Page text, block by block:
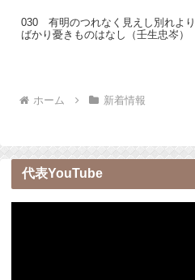
030 有明のつれなく見えし別れよ
ばかり憂きものはなし（壬生忠岑）
ホーム 新着情報
代表YouTube